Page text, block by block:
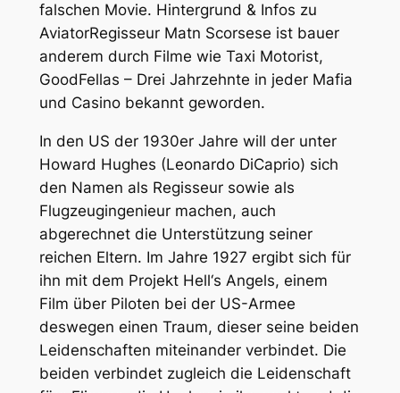
falschen Movie. Hintergrund & Infos zu
AviatorRegisseur Matn Scorsese ist bauer
anderem durch Filme wie Taxi Motorist,
GoodFellas – Drei Jahrzehnte in jeder Mafia
und Casino bekannt geworden.
In den US der 1930er Jahre will der unter
Howard Hughes (Leonardo DiCaprio) sich
den Namen als Regisseur sowie als
Flugzeugingenieur machen, auch
abgerechnet die Unterstützung seiner
reichen Eltern. Im Jahre 1927 ergibt sich für
ihn mit dem Projekt Hell‘s Angels, einem
Film über Piloten bei der US-Armee
deswegen einen Traum, dieser seine beiden
Leidenschaften miteinander verbindet. Die
beiden verbindet zugleich die Leidenschaft